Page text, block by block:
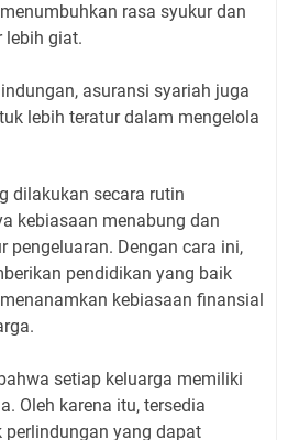
rasa syukur dan
lebih giat.
asuransi syariah juga
lebih teratur dalam mengelola
dilakukan secara rutin
kebiasaan menabung dan
pengeluaran. Dengan cara ini,
pendidikan yang baik
kebiasaan finansial
setiap keluarga memiliki
Oleh karena itu, tersedia
perlindungan yang dapat